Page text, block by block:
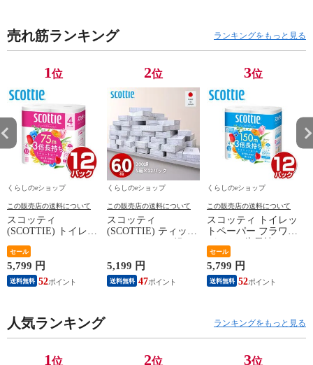
PDW182(W) 分解
サーキュレータ
右首ふり 山善
YAMAZEN 【送
料無料】
SDX15(W) DCサ
ーキュレーター
小型 微風 おしゃ
れ 節電 省エネ
山善 YAMAZEN
【送料無料】
できる RCRP-
BZX015(C) 扇風
YAMAZEN 【送
料無料】
売れ筋ランキング ランキングをもっと見る
1位
くらしのeショップ
この販売店の送料について
スコッティ
(SCOTTIE) トイレッ
パック 3倍長持ち 4
ロール(ダブル) 4ロー
ル×12(48ロール) 3倍
ロール 3倍巻 トイレ
製紙クレシア 【送料
無料】
セール
5,799 円
送料無料 52
2位
くらしのeショップ
この販売店の送料について
スコッティ
(SCOTTIE) ティッシ
ティシュペーパー ま
とめ買い ケース販売
ボックスティッシュ
5,199 円
送料無料 47
3位
くらしのeショップ
この販売店の送料について
スコッティ トイレッ
トペーパー フラワー
ロール (シングル) 4
ロール×12パック(48
ロール) トイレット
ロール トイレ紙 ト
とめ買い ケース販売
セール
5,799 円
送料無料 52
人気ランキング ランキングをもっと見る
1位 2位 3位